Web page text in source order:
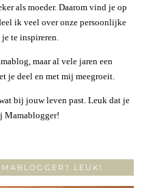
als moeder. Daarom vind je op
ik veel over onze persoonlijke
te inspireren.
maar al vele jaren een
je deel en met mij meegroeit.
bij jouw leven past. Leuk dat je
Mamablogger!
LEUK!